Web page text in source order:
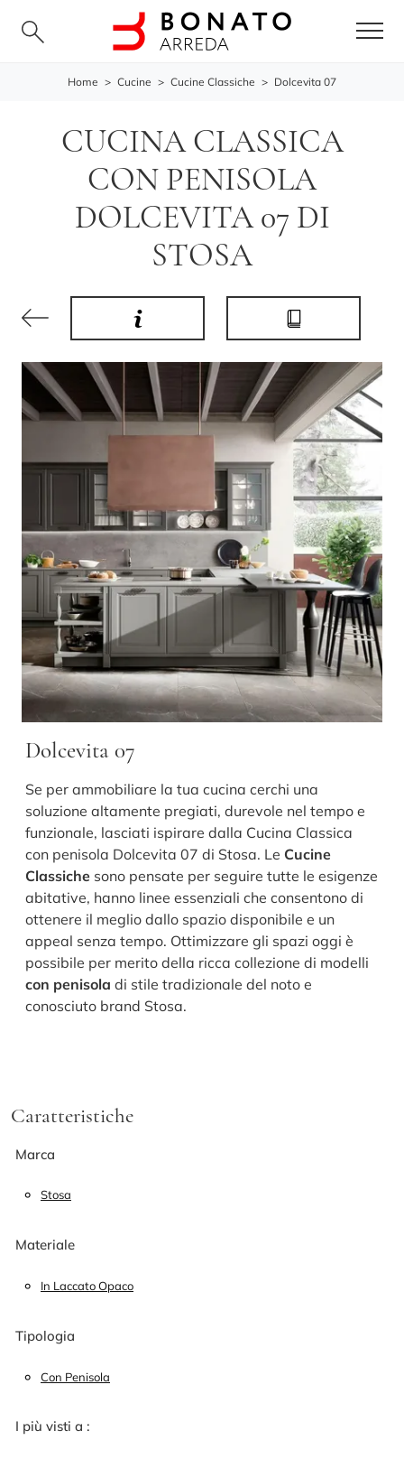
Home > Cucine > Cucine Classiche > Dolcevita 07
CUCINA CLASSICA
CON PENISOLA
DOLCEVITA 07 DI
STOSA
Dolcevita 07
Se per ammobiliare la tua cucina cerchi una
soluzione altamente pregiati, durevole nel tempo e
funzionale, lasciati ispirare dalla Cucina Classica
con penisola Dolcevita 07 di Stosa. Le Cucine
Classiche sono pensate per seguire tutte le esigenze
abitative, hanno linee essenziali che consentono di
ottenere il meglio dallo spazio disponibile e un
appeal senza tempo. Ottimizzare gli spazi oggi è
possibile per merito della ricca collezione di modelli
con penisola di stile tradizionale del noto e
conosciuto brand Stosa.
Caratteristiche
Marca
Stosa
Materiale
In Laccato Opaco
Tipologia
Con Penisola
I più visti a :